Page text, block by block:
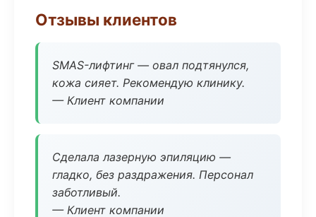
Отзывы клиентов
SMAS-лифтинг — овал подтянулся,
кожа сияет. Рекомендую клинику.
— Клиент компании
Сделала лазерную эпиляцию —
гладко, без раздражения. Персонал
заботливый.
— Клиент компании